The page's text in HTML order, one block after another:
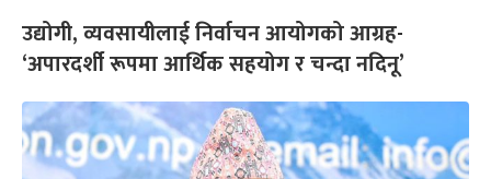
उद्योगी, व्यवसायीलाई निर्वाचन आयोगको आग्रह-
‘अपारदर्शी रूपमा आर्थिक सहयोग र चन्दा नदिनू’